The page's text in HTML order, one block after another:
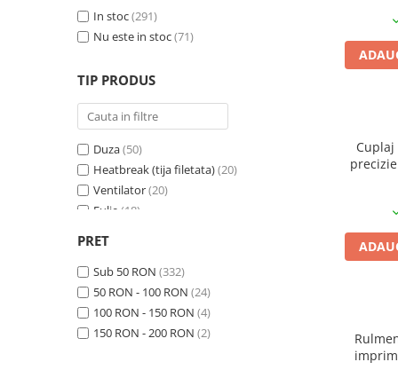
Cap printare
Rulmenti
CNC si accesorii CNC
Acumulatori, BMS si accesorii
Acumulatori
Incarcare, descarcare si afisare
Accesorii baterii si acumulatori
Arduino si ESP32
In stoc(291)
Nu este in stoc(71)
TIP PRODUS
Duza(50)
Heatbreak (tija filetata)(20)
Ventilator(20)
Fulie (18)
Cuplaj motor (14)
Curea GT2 (13)
Surub(12)
Curatare duze (11)
PRET
Sub 50 RON (332)
50 RON - 100 RON (24)
100 RON - 150 RON (4)
150 RON - 200 RON (2)